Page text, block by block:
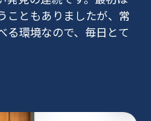
こともありましたが、常
る環境なので、毎日とて